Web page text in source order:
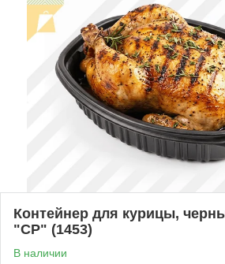
Контейнер для курицы,
"CP" (1453)
В наличии